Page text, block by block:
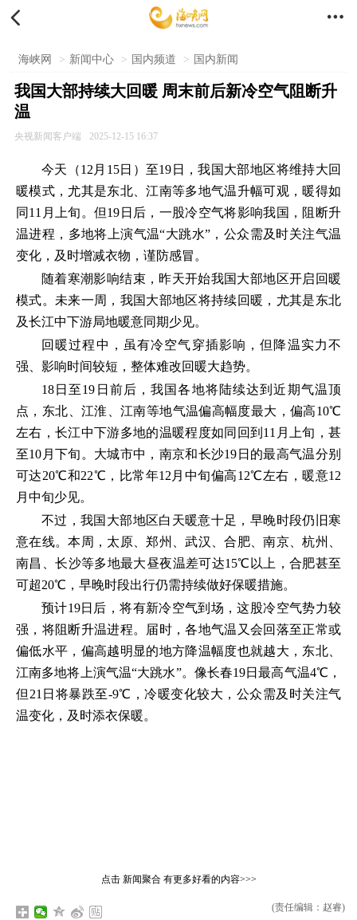
 
海峡网 > 新闻中心 > 国内频道 > 国内新闻
我国大部持续大回暖 周末前后新冷空气阻断升
温
央视新闻客户端 2025-12-15 16:37
今天（12月15日）至19日，我国大部地区将维持大回
暖模式，尤其是东北、江南等多地气温升幅可观，暖得如
同11月上旬。但19日后，一股冷空气将影响我国，阻断升
温进程，多地将上演气温“大跳水”，公众需及时关注气温
变化，及时增减衣物，谨防感冒。
随着寒潮影响结束，昨天开始我国大部地区开启回暖
模式。未来一周，我国大部地区将持续回暖，尤其是东北
及长江中下游局地暖意同期少见。
回暖过程中，虽有冷空气穿插影响，但降温实力不
强、影响时间较短，整体难改回暖大趋势。
18日至19日前后，我国各地将陆续达到近期气温顶
点，东北、江淮、江南等地气温偏高幅度最大，偏高10℃
左右，长江中下游多地的温暖程度如同回到11月上旬，甚
至10月下旬。大城市中，南京和长沙19日的最高气温分别
可达20℃和22℃，比常年12月中旬偏高12℃左右，暖意12
月中旬少见。
不过，我国大部地区白天暖意十足，早晚时段仍旧寒
意在线。本周，太原、郑州、武汉、合肥、南京、杭州、
南昌、长沙等多地最大昼夜温差可达15℃以上，合肥甚至
可超20℃，早晚时段出行仍需持续做好保暖措施。
预计19日后，将有新冷空气到场，这股冷空气势力较
强，将阻断升温进程。届时，各地气温又会回落至正常或
偏低水平，偏高越明显的地方降温幅度也就越大，东北、
江南多地将上演气温“大跳水”。像长春19日最高气温4℃，
但21日将暴跌至-9℃，冷暖变化较大，公众需及时关注气
温变化，及时添衣保暖。
点击 新闻聚合有更多好看的内容>>>
(责任编辑：赵睿)